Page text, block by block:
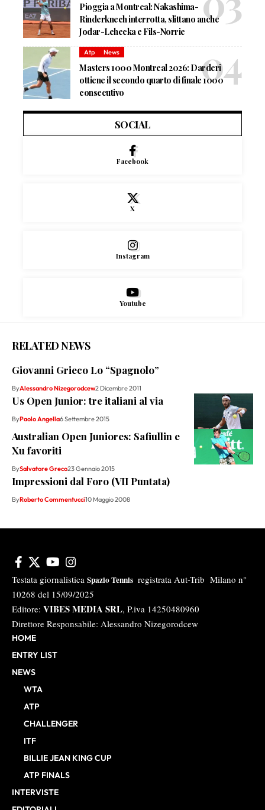
Pioggia a Montreal: Nakashima-
Rinderknech interrotta, slittano anche
Jodar-Lehecka e Fils-Norrie
Atp News
Masters 1000 Montreal 2026: Darderi
ottiene il secondo quarto di finale 1000
consecutivo
SOCIAL
Facebook
X
Instagram
Youtube
RELATED NEWS
Giovanni Grieco Lo “Spagnolo”
ByAlessandro Nizegorodcew2 Dicembre 2011
Us Open Junior: tre italiani al via
ByPaolo Angella6 Settembre 2015
Australian Open Juniores: Safiullin e
Xu favoriti
BySalvatore Greco23 Gennaio 2015
Impressioni dal Foro (VII Puntata)
ByRoberto Commentucci10 Maggio 2008
Testata giornalistica Spazio Tennis registrata Aut-Trib Milano n°
10268 del 15/09/2025
Editore: VIBES MEDIA SRL, P.iva 14250480960
Direttore Responsabile: Alessandro Nizegorodcew
HOME
ENTRY LIST
NEWS
WTA
ATP
CHALLENGER
ITF
BILLIE JEAN KING CUP
ATP FINALS
INTERVISTE